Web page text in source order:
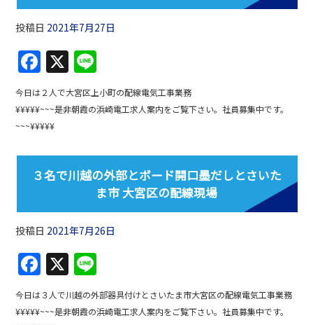
o
k
投稿日 2021年7月27日
F
a
c
e
b
o
k
X
n
e
今日は２人で大宮区上小町の配線電気工事業務
¥¥¥¥¥~~~是非朝霞の浜崎電工求人案内をご覧下さい。社員募集中です。
~~~¥¥¥¥¥
３名で川越の外部とボード開口墨だしとさいた
ま市 大宮区の配線現場
投稿日 2021年7月26日
F
a
c
X
n
e
今日は３人で川越の外部器具付けとさいたま市大宮区の配線電気工事業務
¥¥¥¥¥~~~是非朝霞の浜崎電工求人案内をご覧下さい。社員募集中です。